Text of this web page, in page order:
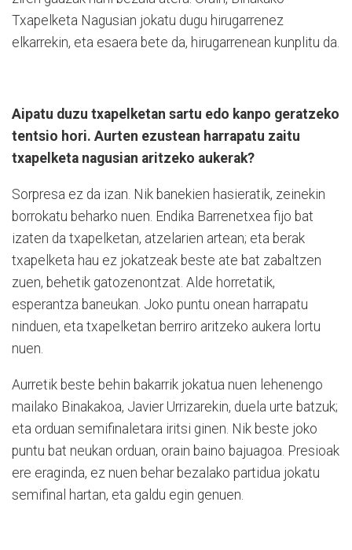
Txapelketa Nagusian jokatu dugu hirugarrenez
elkarrekin, eta esaera bete da, hirugarrenean kunplitu da.
Aipatu duzu txapelketan sartu edo kanpo geratzeko
tentsio hori. Aurten ezustean harrapatu zaitu
txapelketa nagusian aritzeko aukerak?
Sorpresa ez da izan. Nik banekien hasieratik, zeinekin
borrokatu beharko nuen. Endika Barrenetxea fijo bat
izaten da txapelketan, atzelarien artean; eta berak
txapelketa hau ez jokatzeak beste ate bat zabaltzen
zuen, behetik gatozenontzat. Alde horretatik,
esperantza baneukan. Joko puntu onean harrapatu
ninduen, eta txapelketan berriro aritzeko aukera lortu
nuen.
Aurretik beste behin bakarrik jokatua nuen lehenengo
mailako Binakakoa, Javier Urrizarekin, duela urte batzuk;
eta orduan semifinaletara iritsi ginen. Nik beste joko
puntu bat neukan orduan, orain baino bajuagoa. Presioak
ere eraginda, ez nuen behar bezalako partidua jokatu
semifinal hartan, eta galdu egin genuen.